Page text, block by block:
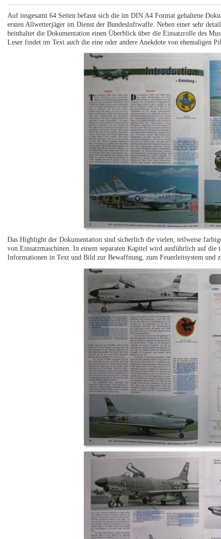
Auf insgesamt 64 Seiten befasst sich die im DIN A4 Format gehaltene
ersten Allwetterjäger im Dienst der Bundesluftwaffe. Neben einer sehr
beinhaltet die Dokumentation einen Überblick über die Einsatzrolle des
Leser findet im Text auch die eine oder andere Anekdote von ehemaligen
Das Highlight der Dokumentation sind sicherlich die vielen, teilweise
von Einsatzmaschinen. In einem separaten Kapitel wird ausführlich auf
Informationen in Text und Bild zur Bewaffnung, zum Feuerleitsystem und